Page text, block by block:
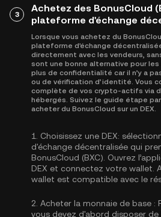
3
Achetez des BonusCloud
plateforme d'échange
Lorsque vous achetez du
plateforme d'échange
directement avec les vendeurs,
sont une bonne alternative pour
plus de confidentialité car il n’y a
ou de vérification d’identité. Vous
complète de vos crypto-actifs via
hébergés. Suivez le guide étape
acheter du BonusCloud sur un DEX.
1. Choisissez une DEX:
d'échange décentralisée qui
BonusCloud (BXC). Ouvrez
DEX et connectez votre wallet.
wallet est compatible avec le
2. Acheter la monnaie de base :
vous devez d'abord disposer